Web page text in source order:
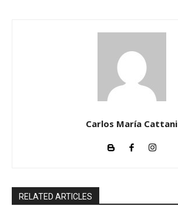
Carlos María Cattani
RELATED ARTICLES